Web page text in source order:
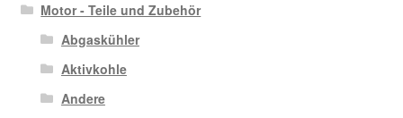
Motor - Teile und Zubehör
Abgaskühler
Aktivkohle
Andere